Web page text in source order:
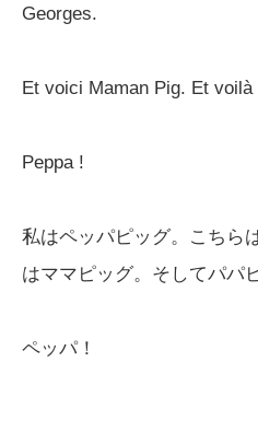
Georges.
Et voici Maman Pig. Et voilà
Peppa !
私はペッパピッグ。こちら
はママピッグ。そしてパパ
ペッパ！